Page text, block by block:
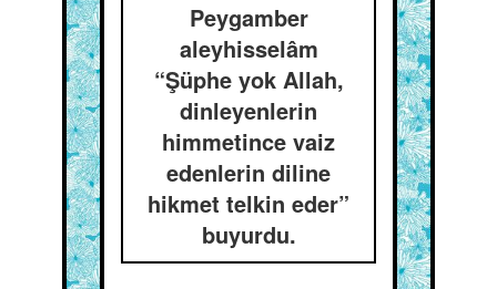
Peygamber
aleyhisselâm
“Şüphe yok Allah,
dinleyenlerin
himmetince vaiz
edenlerin diline
hikmet telkin eder”
buyurdu.